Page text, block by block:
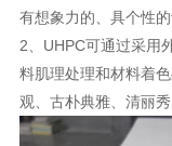
有想象力的、具个性
2、UHPC可通过采用
料肌理处理和材料着
观、古朴典雅、清丽